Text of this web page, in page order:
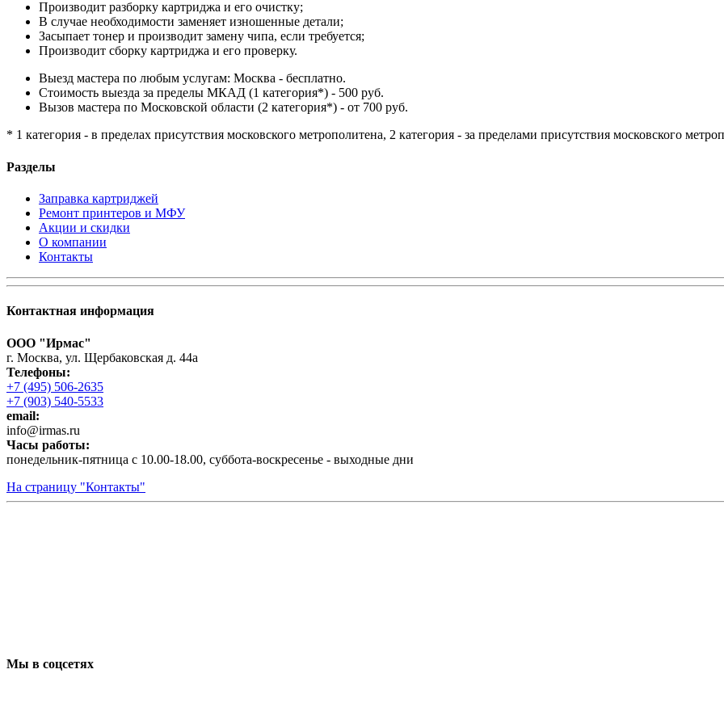
Производит разборку картриджа и его очистку;
В случае необходимости заменяет изношенные детали;
Засыпает тонер и производит замену чипа, если требуется;
Производит сборку картриджа и его проверку.
Выезд мастера по любым услугам: Москва - бесплатно.
Стоимость выезда за пределы МКАД (1 категория*) - 500 руб.
Вызов мастера по Московской области (2 категория*) - от 700 руб.
* 1 категория - в пределах присутствия московского метрополитена, 2 категория - за пределами присутствия московского
Разделы
Заправка картриджей
Ремонт принтеров и МФУ
Акции и скидки
О компании
Контакты
Контактная информация
ООО "Ирмас"
г. Москва, ул. Щербаковская д. 44а
Телефоны:
+7 (495) 506-2635
+7 (903) 540-5533
email:
infо@irmas.ru
Часы работы:
понедельник-пятница с 10.00-18.00, суббота-воскресенье - выходные дни
На страницу "Контакты"
Мы в соцсетях